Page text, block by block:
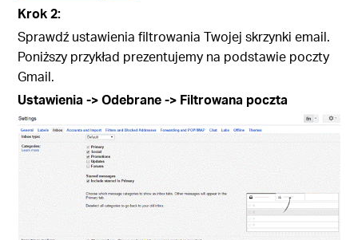
Krok 2:
Sprawdź ustawienia filtrowania Twojej skrzynki email.
Poniższy przykład prezentujemy na podstawie poczty
Gmail.
Ustawienia -> Odebrane -> Filtrowana poczta